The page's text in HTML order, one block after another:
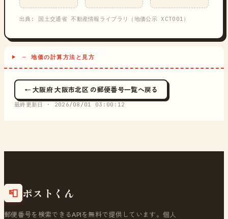
出典: 国土交通省 不動産情報ライブラリ（地価公示 XCT001）
─ 地価の計算方法と見方
← 大阪府 大阪市北区 の郵便番号一覧へ戻る
最終更新日 · 2026/08/01 03:00:12
📮 ポストくん
郵便番号を検索できるAPIを無料で提供しています。個人